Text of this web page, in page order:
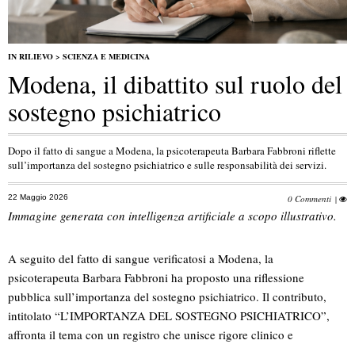
IN RILIEVO > SCIENZA E MEDICINA
Modena, il dibattito sul ruolo del
sostegno psichiatrico
Dopo il fatto di sangue a Modena, la psicoterapeuta Barbara Fabbroni riflette
sull’importanza del sostegno psichiatrico e sulle responsabilità dei servizi.
22 Maggio 2026 0 Commenti |
Immagine generata con intelligenza artificiale a scopo illustrativo.
A seguito del fatto di sangue verificatosi a Modena, la
psicoterapeuta Barbara Fabbroni ha proposto una riflessione
pubblica sull’importanza del sostegno psichiatrico. Il contributo,
intitolato “L’IMPORTANZA DEL SOSTEGNO PSICHIATRICO”,
affronta il tema con un registro che unisce rigore clinico e